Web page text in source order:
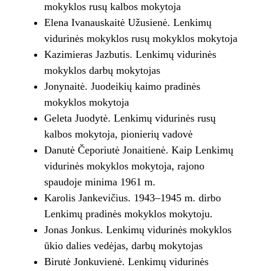
mokyklos rusų kalbos mokytoja
Elena Ivanauskaitė Užusienė. Lenkimų
vidurinės mokyklos rusų mokyklos mokytoja
Kazimieras Jazbutis. Lenkimų vidurinės
mokyklos darbų mokytojas
Jonynaitė. Juodeikių kaimo pradinės
mokyklos mokytoja
Geleta Juodytė. Lenkimų vidurinės rusų
kalbos mokytoja, pionierių vadovė
Danutė Čeporiutė Jonaitienė. Kaip Lenkimų
vidurinės mokyklos mokytoja, rajono
spaudoje minima 1961 m.
Karolis Jankevičius. 1943–1945 m. dirbo
Lenkimų pradinės mokyklos mokytoju.
Jonas Jonkus. Lenkimų vidurinės mokyklos
ūkio dalies vedėjas, darbų mokytojas
Birutė Jonkuvienė. Lenkimų vidurinės